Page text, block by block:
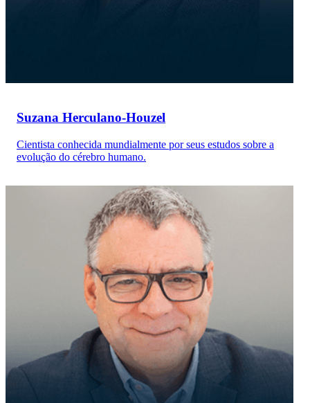
Suzana Herculano-Houzel
Cientista conhecida mundialmente por seus estudos sobre a
evolução do cérebro humano.